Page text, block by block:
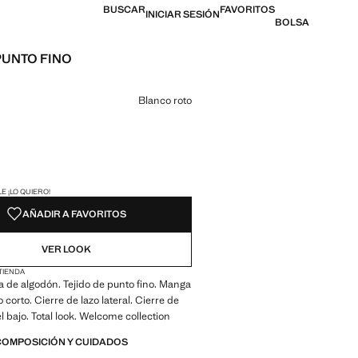
BUSCARINICIAR SESIÓNFAVORITOS
BOLSA
FINO
€ ]
color
Blanco roto
¡LO QUIERO!
AÑADIR A FAVORITOS
VER LOOK
de algodón. Tejido de punto fino. Manga
corto. Cierre de lazo lateral. Cierre de
bajo. Total look. Welcome collection
Y CUIDADOS